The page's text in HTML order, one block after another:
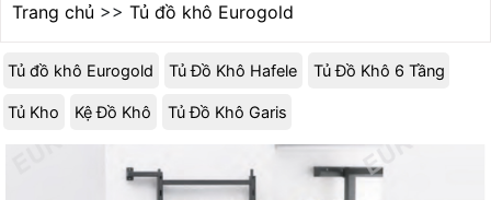
Trang chủ >> Tủ đồ khô Eurogold
Tủ đồ khô Eurogold Tủ Đồ Khô Hafele Tủ Đồ Khô 6 Tầng
Tủ Kho Kệ Đồ Khô Tủ Đồ Khô Garis